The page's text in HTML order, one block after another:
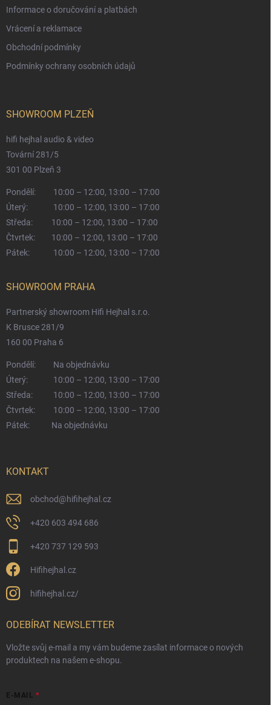
Informace o doručování a platbách
Vrácení a reklamace
Obchodní podmínky
Podmínky ochrany osobních údajů
SHOWROOM PLZEŇ
hifi hejhal audio & video
Tovární 281/5
301 00 Plzeň 3
Pondělí:
10:00 – 12:00, 13:00 – 17:00
Úterý:
10:00 – 12:00, 13:00 – 17:00
Středa:
10:00 – 12:00, 13:00 – 17:00
Čtvrtek:
10:00 – 12:00, 13:00 – 17:00
Pátek:
10:00 – 12:00, 13:00 – 17:00
SHOWROOM PRAHA
Partnerský showroom Hifi Hejhal s.r.o.
K Brusce 281/9
160 00 Praha 6
Pondělí:
Na objednávku
Úterý:
10:00 – 12:00, 13:00 – 17:00
Středa:
10:00 – 12:00, 13:00 – 17:00
Čtvrtek:
10:00 – 12:00, 13:00 – 17:00
Pátek:
Na objednávku
KONTAKT
obchod@hifihejhal.cz
+420 603 494 686
+420 737 129 593
Hifihejhal.cz
hifihejhal.cz/
ODEBÍRAT NEWSLETTER
Vložte svůj e-mail a my vám budeme zasílat informace o nových
produktech na našem e-shopu.
E-MAIL